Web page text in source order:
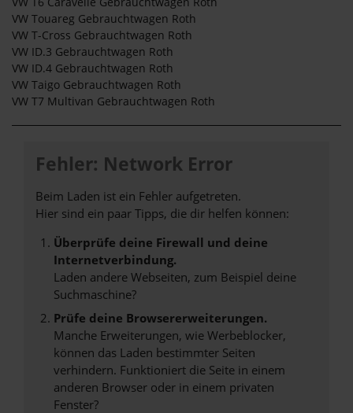
VW Touareg Gebrauchtwagen Roth
VW T-Cross Gebrauchtwagen Roth
VW ID.3 Gebrauchtwagen Roth
VW ID.4 Gebrauchtwagen Roth
VW Taigo Gebrauchtwagen Roth
VW T7 Multivan Gebrauchtwagen Roth
Fehler: Network Error
Beim Laden ist ein Fehler aufgetreten.
Hier sind ein paar Tipps, die dir helfen können:
Überprüfe deine Firewall und deine
Internetverbindung.
Laden andere Webseiten, zum Beispiel deine
Suchmaschine?
Prüfe deine Browsererweiterungen.
Manche Erweiterungen, wie Werbeblocker,
können das Laden bestimmter Seiten
verhindern. Funktioniert die Seite in einem
anderen Browser oder in einem privaten
Fenster?